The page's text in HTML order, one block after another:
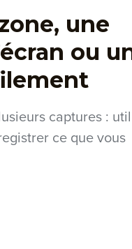
une
ou
captures :
ce que vous